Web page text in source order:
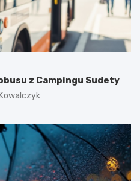
z Campingu Sudety